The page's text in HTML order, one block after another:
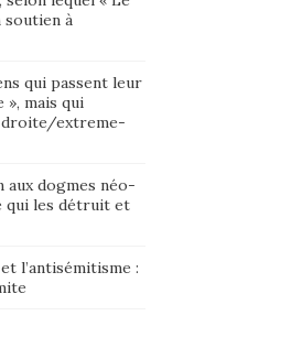
soutien à
qui passent leur
», mais qui
droite/extreme-
aux dogmes néo-
qui les détruit et
l’antisémitisme :